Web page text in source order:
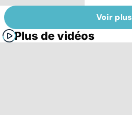
Voir plus
Plus de vidéos